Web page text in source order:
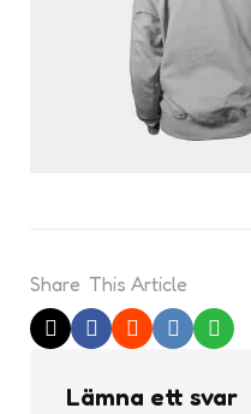
Share This Article
Lämna ett svar